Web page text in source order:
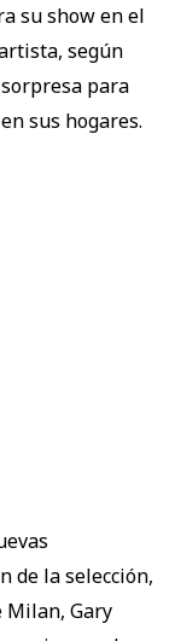
su show en el
según
para
sus hogares.
de la selección,
Milan, Gary